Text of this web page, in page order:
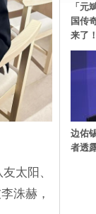
太阳、
洙赫，
「元
国传
来了！
边佑
者透